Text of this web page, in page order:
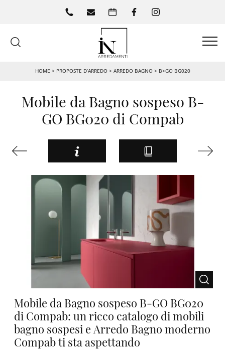
HOME > PROPOSTE D’ARREDO> ARREDO BAGNO > B>GO BG020
Mobile da Bagno sospeso B-
GO BG020 di Compab
Mobile da Bagno sospeso B-GO BG020
di Compab: un ricco catalogo di mobili
bagno sospesi e Arredo Bagno moderno
Compab ti sta aspettando